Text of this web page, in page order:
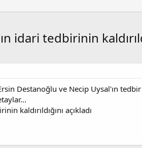
tedbirinin
Destanoğlu ve Necip Uysal'ın tedbir
kaldırıldığını açıkladı